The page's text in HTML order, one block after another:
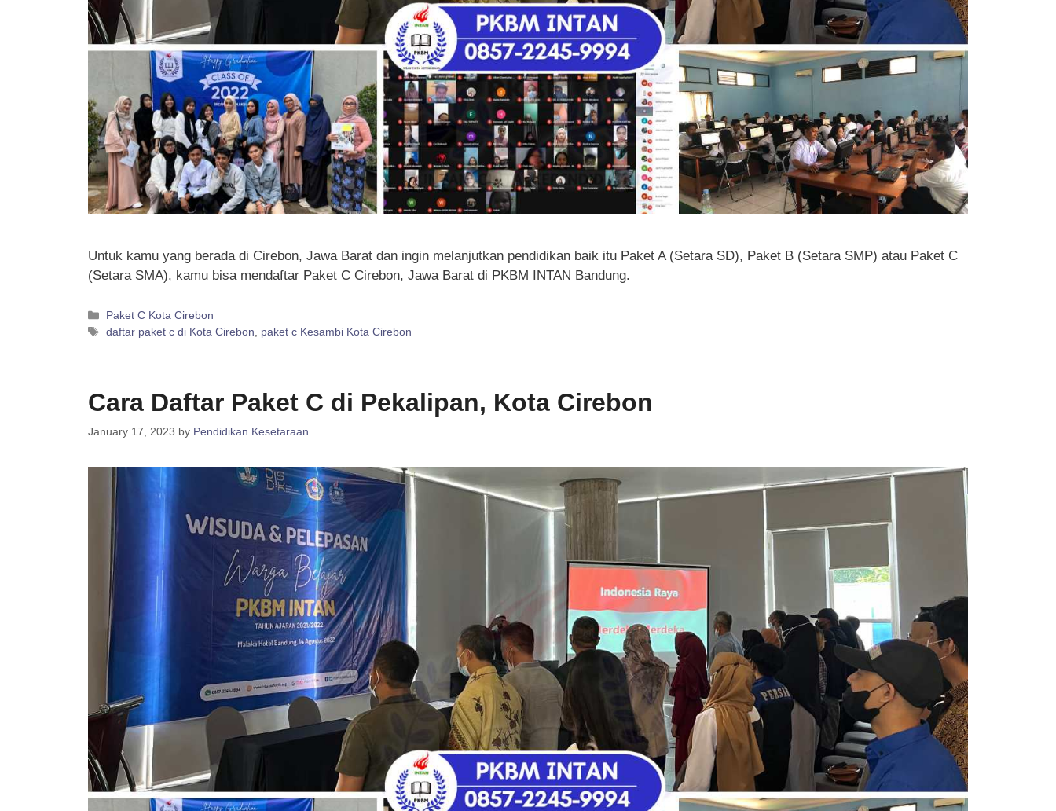
Untuk kamu yang berada di Cirebon, Jawa Barat dan ingin melanjutkan pendidikan baik itu Paket A (Setara SD), Paket B (Setara SMP) atau Paket C
(Setara SMA), kamu bisa mendaftar Paket C Cirebon, Jawa Barat di PKBM INTAN Bandung.
Categories
Paket C Kota Cirebon
Tags
daftar paket c di Kota Cirebon, paket c Kesambi Kota Cirebon
Cara Daftar Paket C di Pekalipan, Kota Cirebon
January 17, 2023 by Pendidikan Kesetaraan